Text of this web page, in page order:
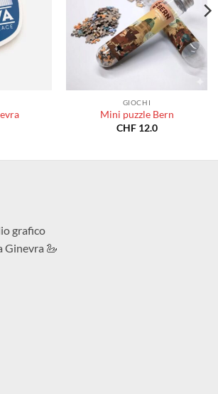
GIOCHI
Mini puzzle Bern
CHF12.0
grafico
Ginevra 🦢